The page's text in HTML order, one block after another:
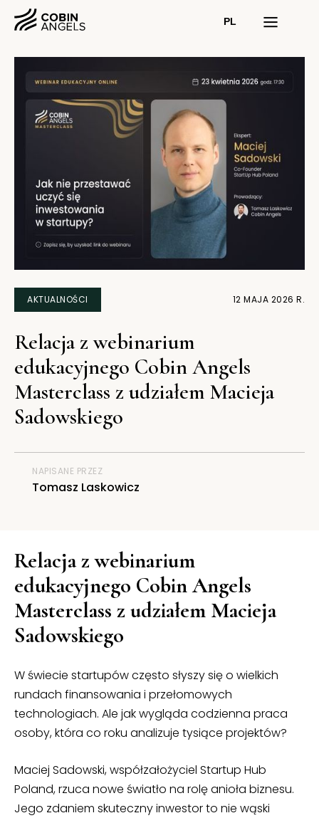
PL
AKTUALNOŚCI 12 MAJA 2026 R.
Relacja z webinarium
edukacyjnego Cobin Angels
Masterclass z udziałem Macieja
Sadowskiego
NAPISANE PRZEZ
Tomasz Laskowicz
Relacja z webinarium
edukacyjnego Cobin Angels
Masterclass z udziałem Macieja
Sadowskiego
W świecie startupów często słyszy się o wielkich
rundach finansowania i przełomowych
technologiach. Ale jak wygląda codzienna praca
osoby, która co roku analizuje tysiące projektów?
Maciej Sadowski, współzałożyciel Startup Hub
Poland, rzuca nowe światło na rolę anioła biznesu.
Jego zdaniem skuteczny inwestor to nie wąski